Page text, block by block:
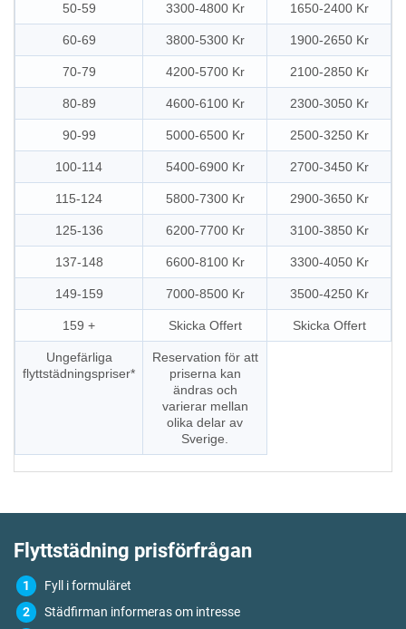
50-59 3300-4800 Kr 1650-2400 Kr
60-69 3800-5300 Kr 1900-2650 Kr
70-79 4200-5700 Kr 2100-2850 Kr
80-89 4600-6100 Kr 2300-3050 Kr
90-99 5000-6500 Kr 2500-3250 Kr
100-114 5400-6900 Kr 2700-3450 Kr
115-124 5800-7300 Kr 2900-3650 Kr
125-136 6200-7700 Kr 3100-3850 Kr
137-148 6600-8100 Kr 3300-4050 Kr
149-159 7000-8500 Kr 3500-4250 Kr
159 + Skicka Offert Skicka Offert
Ungefärliga
flyttstädningspriser*
Reservation för att
priserna kan
ändras och
varierar mellan
olika delar av
Sverige.
Flyttstädning prisförfrågan
Fyll i formuläret
Städfirman informeras om intresse